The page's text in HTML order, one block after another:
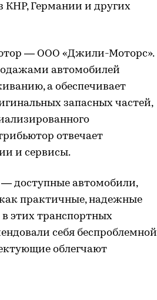
КНР, Германии и других
— ООО «Джили-Моторс».
автомобилей
а обеспечивает
запасных частей,
отвечает
и сервисы.
доступные автомобили,
практичные, надежные
в этих транспортных
себя беспроблемной
облегчают